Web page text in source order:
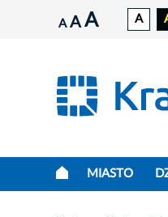
A A A A
MIASTO